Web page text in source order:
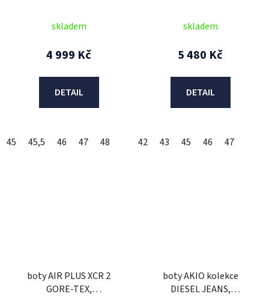
skladem
4 999 Kč
DETAIL
45 45,5 46 47 48
skladem
5 480 Kč
DETAIL
42 43 45 46 47
boty AIR PLUS XCR 2
GORE-TEX,
boty AKIO kolekce
DIESEL JEANS,